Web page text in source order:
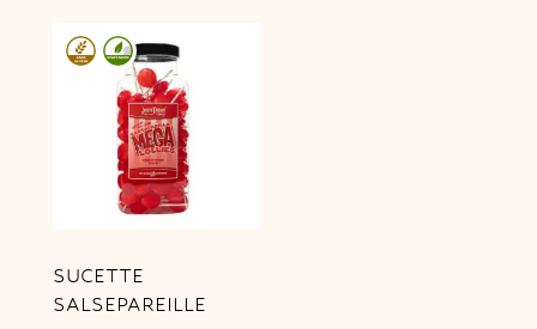
SUCETTE
SALSEPAREILLE